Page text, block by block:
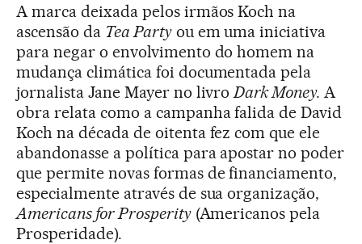
A marca deixada pelos irmãos Koch na
ascensão da Tea Partyou em uma iniciativa
para negar o envolvimento do homem na
mudança climática foi documentada pela
jornalista Jane Mayer no livroDark Money.A
obra relata como a campanha falida de David
Koch na década de oitenta fez com que ele
abandonasse a política para apostar no poder
que permite novas formas de financiamento,
especialmente através de sua organização,
Americans for Prosperity(Americanos pela
Prosperidade).